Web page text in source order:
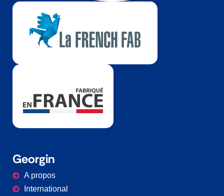
Georgin
A propos
International